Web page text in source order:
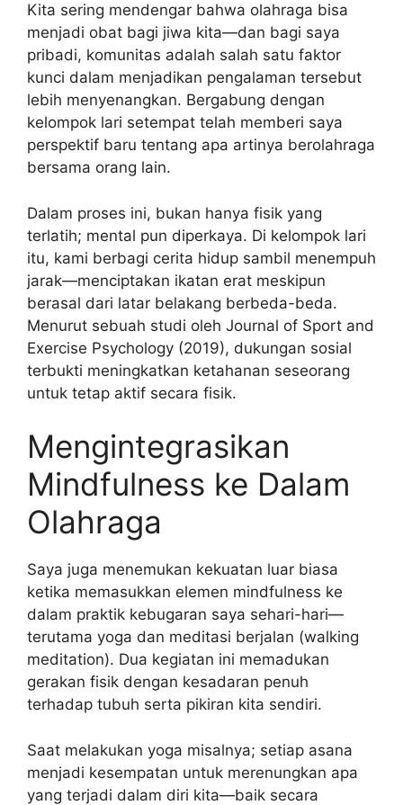
Kita sering mendengar bahwa olahraga bisa
menjadi obat bagi jiwa kita—dan bagi saya
pribadi, komunitas adalah salah satu faktor
kunci dalam menjadikan pengalaman tersebut
lebih menyenangkan. Bergabung dengan
kelompok lari setempat telah memberi saya
perspektif baru tentang apa artinya berolahraga
bersama orang lain.
Dalam proses ini, bukan hanya fisik yang
terlatih; mental pun diperkaya. Di kelompok lari
itu, kami berbagi cerita hidup sambil menempuh
jarak—menciptakan ikatan erat meskipun
berasal dari latar belakang berbeda-beda.
Menurut sebuah studi oleh Journal of Sport and
Exercise Psychology (2019), dukungan sosial
terbukti meningkatkan ketahanan seseorang
untuk tetap aktif secara fisik.
Mengintegrasikan
Mindfulness ke Dalam
Olahraga
Saya juga menemukan kekuatan luar biasa
ketika memasukkan elemen mindfulness ke
dalam praktik kebugaran saya sehari-hari—
terutama yoga dan meditasi berjalan (walking
meditation). Dua kegiatan ini memadukan
gerakan fisik dengan kesadaran penuh
terhadap tubuh serta pikiran kita sendiri.
Saat melakukan yoga misalnya; setiap asana
menjadi kesempatan untuk merenungkan apa
yang terjadi dalam diri kita—baik secara